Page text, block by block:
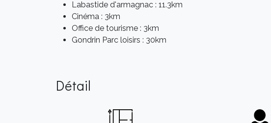
Labastide d'armagnac : 11.3km
Cinéma : 3km
Office de tourisme : 3km
Gondrin Parc loisirs : 30km
Détail